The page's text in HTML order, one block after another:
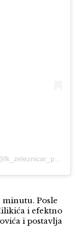
minutu. Posle
i efektno
i postavlja